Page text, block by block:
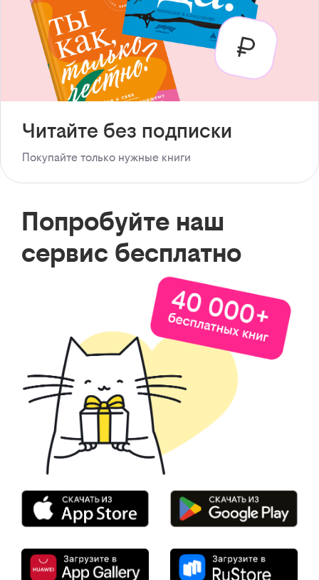
Читайте без подписки
Покупайте только нужные книги
Попробуйте наш
сервис бесплатно